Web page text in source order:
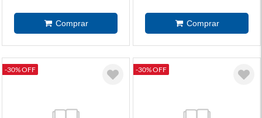
-30% OFF -30% OFF